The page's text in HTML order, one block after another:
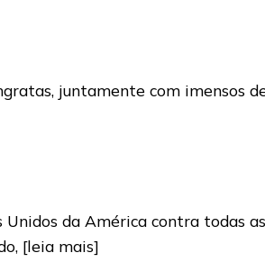
juntamente com imensos
da América contra todas
[leia mais]